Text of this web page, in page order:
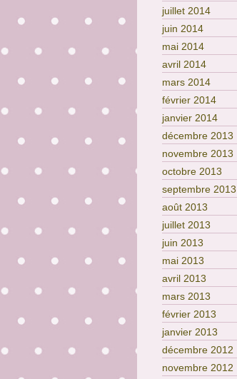
juillet 2014
juin 2014
mai 2014
avril 2014
mars 2014
février 2014
janvier 2014
décembre 2013
novembre 2013
octobre 2013
septembre 2013
août 2013
juillet 2013
juin 2013
mai 2013
avril 2013
mars 2013
février 2013
janvier 2013
décembre 2012
novembre 2012